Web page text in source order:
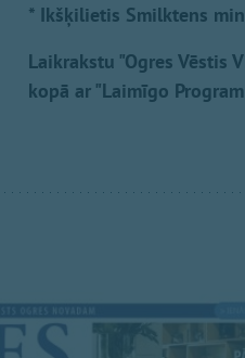
* Ikšķilietis Smilktens
Laikrakstu "Ogres Vēstis
kopā ar "Laimīgo